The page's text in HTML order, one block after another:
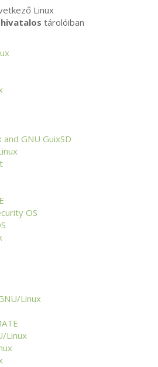
Linux
hivatalos tárolóiban
andGNU GuixSD
OS
/Linux
/Linux